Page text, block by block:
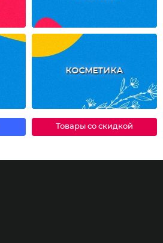
КОСМЕТИКА
Товары со скидкой